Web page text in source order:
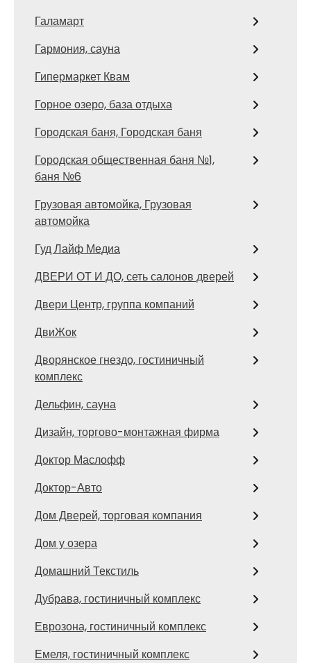
Галамарт
Гармония, сауна
Гипермаркет Квам
Горное озеро, база отдыха
Городская баня, Городская баня
Городская общественная баня №1,
баня №6
Грузовая автомойка, Грузовая
автомойка
Гуд Лайф Медиа
ДВЕРИ ОТ И ДО, сеть салонов дверей
Двери Центр, группа компаний
ДвиЖок
Дворянское гнездо, гостиничный
комплекс
Дельфин, сауна
Дизайн, торгово-монтажная фирма
Доктор Маслофф
Доктор-Авто
Дом Дверей, торговая компания
Дом у озера
Домашний Текстиль
Дубрава, гостиничный комплекс
Еврозона, гостиничный комплекс
Емеля, гостиничный комплекс